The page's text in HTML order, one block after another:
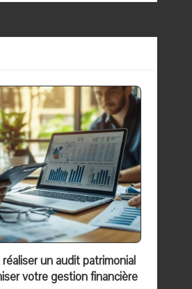
un audit patrimonial
votre gestion financière